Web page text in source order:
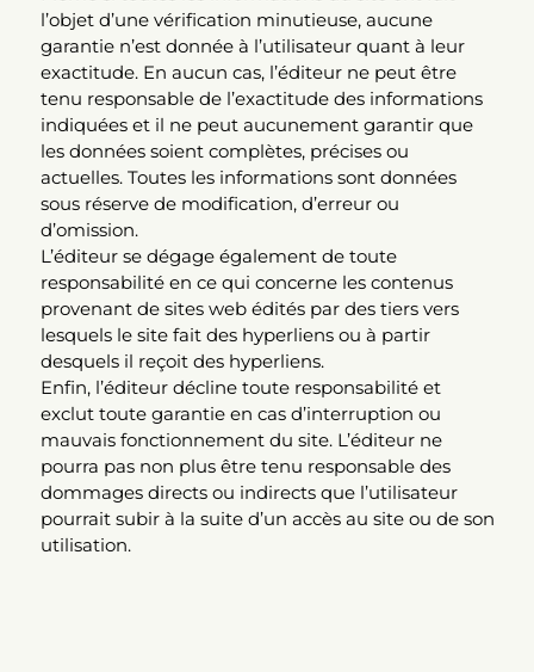
l’objet d’une vérification minutieuse, aucune
garantie n’est donnée à l’utilisateur quant à leur
exactitude. En aucun cas, l’éditeur ne peut être
tenu responsable de l’exactitude des informations
indiquées et il ne peut aucunement garantir que
les données soient complètes, précises ou
actuelles. Toutes les informations sont données
sous réserve de modification, d’erreur ou
d’omission.
L’éditeur se dégage également de toute
responsabilité en ce qui concerne les contenus
provenant de sites web édités par des tiers vers
lesquels le site fait des hyperliens ou à partir
desquels il reçoit des hyperliens.
Enfin, l’éditeur décline toute responsabilité et
exclut toute garantie en cas d’interruption ou
mauvais fonctionnement du site. L’éditeur ne
pourra pas non plus être tenu responsable des
dommages directs ou indirects que l’utilisateur
pourrait subir à la suite d’un accès au site ou de son
utilisation.